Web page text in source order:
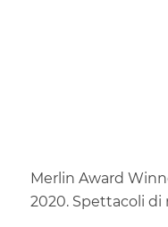
Merlin Award
2020. Spettacoli